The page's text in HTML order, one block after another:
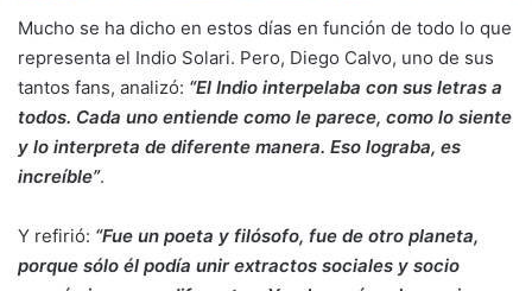
Mucho se ha dicho en estos días en función de todo lo que
representa el Indio Solari. Pero, Diego Calvo, uno de sus
tantos fans, analizó: “El Indio interpelaba con sus letras a
todos. Cada uno entiende como le parece, como lo siente
y lo interpreta de diferente manera. Eso lograba, es
increíble”.
Y refirió: “Fue un poeta y filósofo, fue de otro planeta,
porque sólo él podía unir extractos sociales y socio